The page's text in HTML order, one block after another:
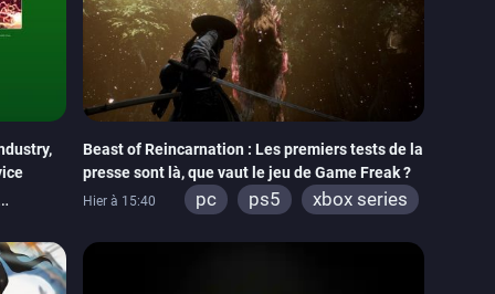
Beast of Reincarnation : Les premiers tests de la
presse sont là, que vaut le jeu de Game Freak ?
Hier à 15:40 pc ps5 xbox series